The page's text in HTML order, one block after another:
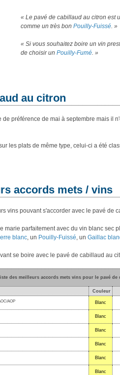
« Le pavé de cabillaud au citron est
comme un très bon Pouilly-Fuissé. »
« Si vous souhaitez boire un vin
de choisir un Pouilly-Fumé. »
au citron
préférence de mai à septembre mais il
les plats de même type, celui-ci a été
accords mets / vins
vins pouvant s'accorder avec le pavé de
marie parfaitement avec du vin blanc sec
blanc, un Pouilly-Fuissé, un Gaillac
se boire avec le pavé de cabillaud au
des meilleurs accords mets vins pour le pavé
Couleur
AOP Blanc
Blanc
Blanc
Blanc
Blanc
Blanc